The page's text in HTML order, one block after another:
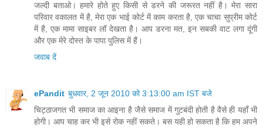
जल्‍दी बताओ। हमारे होते हुए किसी से डरने की जरूरत नहीं है। मेरा सारा
परिवार वकालत में है, मेरा एक भाई कोर्ट में काम करता है, एक चाचा सुप्रीम कोर्ट
में है, एक मामा साइबर लॉ देखता है। आप डरना मत, इन सबकी वाट लगा दूंगी
और एक मेरे दोस्‍त के पापा पुलिस में हैं।
जवाब दें
ePandit बुधवार, 2 जून 2010 को 3:13:00 am IST बजे
चिट्ठाजगत भी समाज का आइना है जैसे समाज में गुटबंदी होती है वैसे ही यहाँ भी
होगी। आप चाह कर भी इसे रोक नहीं सकते। बस यही हो सकता है कि हम अपने